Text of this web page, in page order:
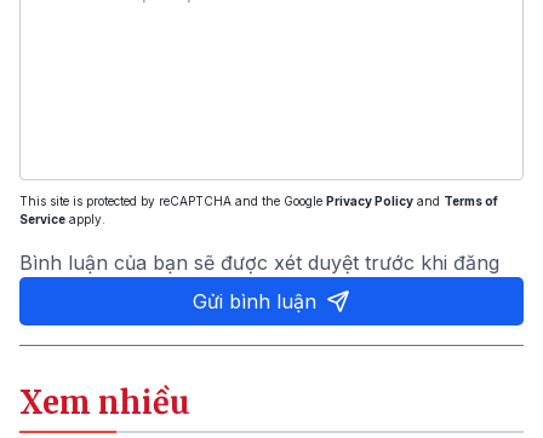
This site is protected by reCAPTCHA and the Google Privacy Policy and Terms of
Service apply.
Bình luận của bạn sẽ được xét duyệt trước khi đăng
Gửi bình luận
Xem nhiều